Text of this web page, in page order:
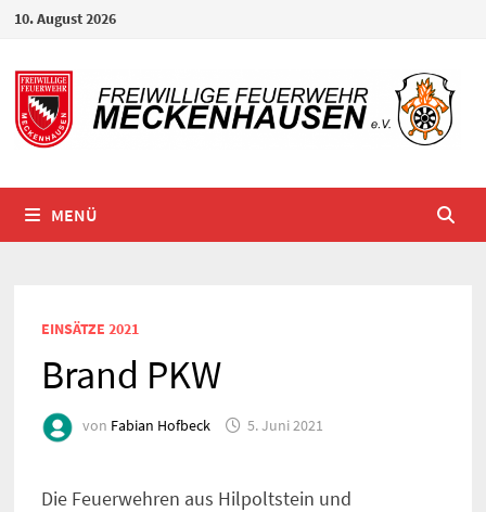
Zum
springen
10. August 2026
MENÜ
EINSÄTZE 2021
Brand PKW
von Fabian Hofbeck 5. Juni 2021
Die Feuerwehren aus Hilpoltstein und